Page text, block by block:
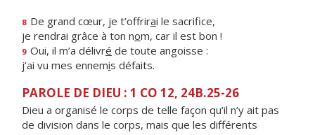
8 De grand cœur, je t’offrirai le sacrifice,
je rendrai grâce à ton nom, car il est bon !
9 Oui, il m’a délivré de toute angoisse :
j’ai vu mes ennemis défaits.
PAROLE DE DIEU : 1 CO 12, 24B.25-26
Dieu a organisé le corps de telle façon qu’il n’y ait pas
de division dans le corps, mais que les différents